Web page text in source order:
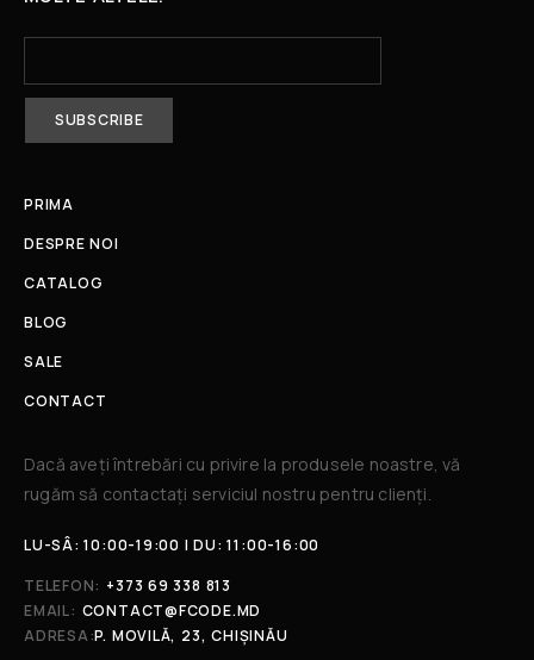
PRIMA
DESPRE NOI
CATALOG
BLOG
SALE
CONTACT
Dacă aveți întrebări cu privire la produsele noastre, vă
rugăm să contactați serviciul nostru pentru clienți.​
LU-SÂ: 10:00-19:00 | DU: 11:00-16:00
TELEFON: +373 69 338 813
EMAIL: CONTACT@FCODE.MD
ADRESA:P. MOVILĂ, 23, CHIȘINĂU